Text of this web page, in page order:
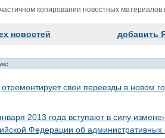
копировании новостных
новостей добавить
свои переезды в новом
2013 года вступают в силу
Федерации об